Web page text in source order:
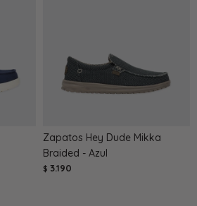
Zapatos Hey Dude Mikka
Braided - Azul
$ 3.190